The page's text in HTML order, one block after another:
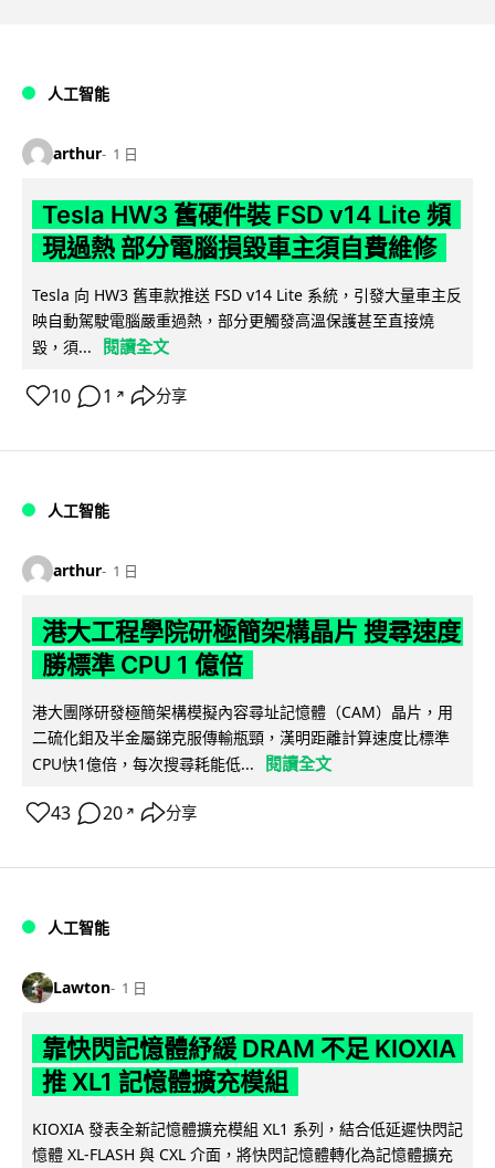
人工智能
arthur 1 日
Tesla HW3 舊硬件裝 FSD v14 Lite 頻
現過熱 部分電腦損毀車主須自費維修
Tesla 向 HW3 舊車款推送 FSD v14 Lite 系統，引發大量車主反
映自動駕駛電腦嚴重過熱，部分更觸發高溫保護甚至直接燒
毀，須...
閱讀全文
10 1 ↗ 分享
人工智能
arthur 1 日
港大工程學院研極簡架構晶片 搜尋速度
勝標準 CPU 1 億倍
港大團隊研發極簡架構模擬內容尋址記憶體（CAM）晶片，用
二硫化鉬及半金屬銻克服傳輸瓶頸，漢明距離計算速度比標準
CPU快1億倍，每次搜尋耗能低...
閱讀全文
43 20 ↗ 分享
人工智能
Lawton 1 日
靠快閃記憶體紓緩 DRAM 不足 KIOXIA
推 XL1 記憶體擴充模組
KIOXIA 發表全新記憶體擴充模組 XL1 系列，結合低延遲快閃記
憶體 XL-FLASH 與 CXL 介面，將快閃記憶體轉化為記憶體擴充